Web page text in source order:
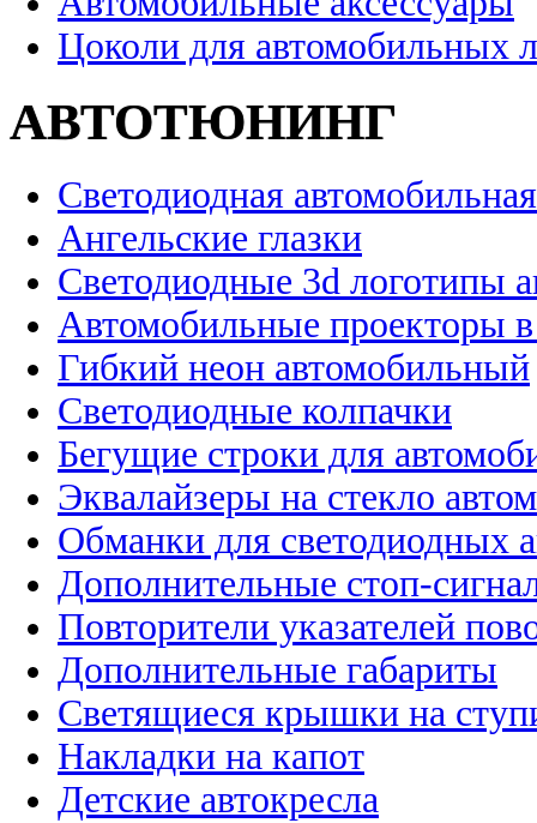
Цоколи для автомобильных
АВТОТЮНИНГ
Светодиодная
Ангельские глазки
Светодиодные 3d логотипы
Автомобильные проекторы
Гибкий неон автомобильный
Светодиодные колпачки
Бегущие строки для
Эквалайзеры на стекло
Обманки для светодиодных
Дополнительные стоп-
Повторители указателей
Дополнительные габариты
Светящиеся крышки на
Накладки на капот
Детские автокресла